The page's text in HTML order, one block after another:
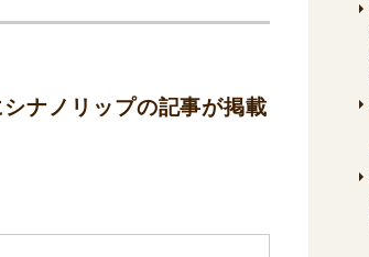
ナノリップの記事が掲載